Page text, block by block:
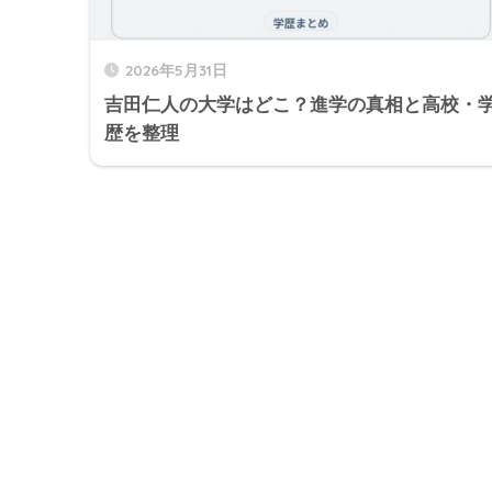
2026年5月31日
吉田仁人の大学はどこ？進学の真相と高校・
歴を整理